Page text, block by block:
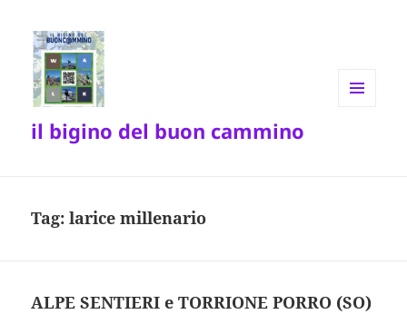
il bigino del buon cammino
Tag:larice millenario
ALPE SENTIERI e TORRIONE PORRO (SO)